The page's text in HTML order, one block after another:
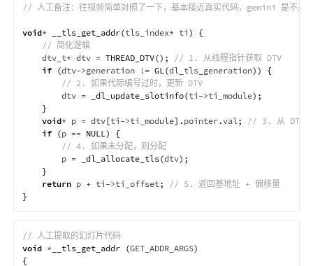
// 人工备注：往视频简单对照了一下，基本接近真实代码，gemini 是不是
void* __tls_get_addr(tls_index* ti )
{
// 简化逻辑
    dtv_t
* dtv = THREAD_DTV() ;
// 1. 从线程指针获取 DTV
if (dtv->generation != GL (dl_tls_generation) )
{
// 2. 如果代际编号过时，更新 DTV
        dtv
= _dl_update_slotinfo(ti ->ti_module) ;
}
void* p = dtv[ti ->ti_module] . pointer.val ;
// 3. 从 DTV
if (p == NULL )
{
// 4. 如果未分配，则分配
        p
= _dl_allocate_tls(dtv) ;
}
return p + ti ->ti_offset;
// 5. 返回基地址 + 偏移量
}
// 人工提取的幻灯片代码
void * __tls_get_addr (GET_ADDR_ARGS)
{